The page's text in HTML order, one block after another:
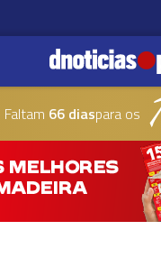
Faltam 66 diaspara os